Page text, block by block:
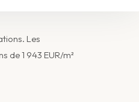
Les
de 1 943 EUR/m²